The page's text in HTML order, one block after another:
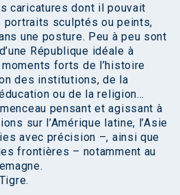
caricatures dont il pouvait
portraits sculptés ou peints,
une posture. Peu à peu sont
République idéale à
forts de l’histoire
des institutions, de la
ou de la religion…
pensant et agissant à
sur l’Amérique latine, l’Asie
avec précision –, ainsi que
frontières – notamment au